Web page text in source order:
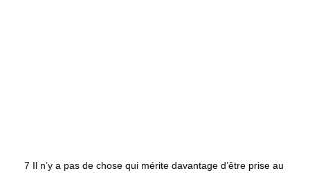
7 Il n’y a pas de chose qui mérite davantage d’être prise au